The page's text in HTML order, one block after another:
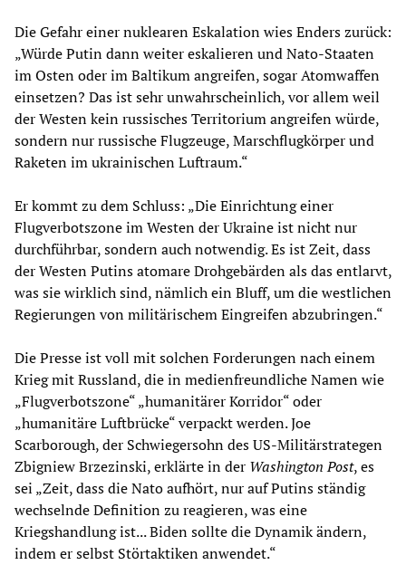
Die Gefahr einer nuklearen Eskalation wies Enders zurück:
„Würde Putin dann weiter eskalieren und Nato-Staaten
im Osten oder im Baltikum angreifen, sogar Atomwaffen
einsetzen? Das ist sehr unwahrscheinlich, vor allem weil
der Westen kein russisches Territorium angreifen würde,
sondern nur russische Flugzeuge, Marschflugkörper und
Raketen im ukrainischen Luftraum.“
Er kommt zu dem Schluss: „Die Einrichtung einer
Flugverbotszone im Westen der Ukraine ist nicht nur
durchführbar, sondern auch notwendig. Es ist Zeit, dass
der Westen Putins atomare Drohgebärden als das entlarvt,
was sie wirklich sind, nämlich ein Bluff, um die westlichen
Regierungen von militärischem Eingreifen abzubringen.“
Die Presse ist voll mit solchen Forderungen nach einem
Krieg mit Russland, die in medienfreundliche Namen wie
„Flugverbotszone“ „humanitärer Korridor“ oder
„humanitäre Luftbrücke“ verpackt werden. Joe
Scarborough, der Schwiegersohn des US-Militärstrategen
Zbigniew Brzezinski, erklärte in der Washington Post, es
sei „Zeit, dass die Nato aufhört, nur auf Putins ständig
wechselnde Definition zu reagieren, was eine
Kriegshandlung ist... Biden sollte die Dynamik ändern,
indem er selbst Störtaktiken anwendet.“